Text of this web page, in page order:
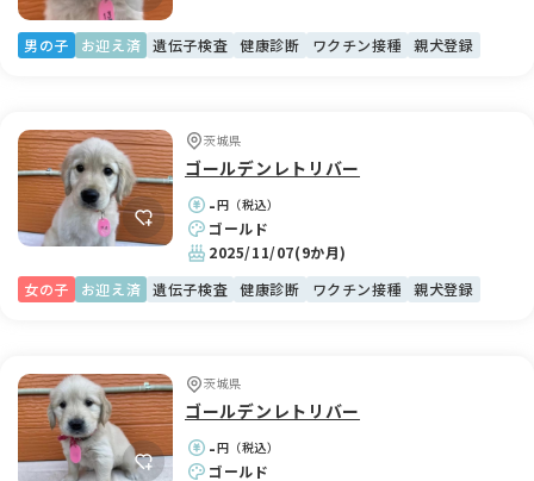
男の子 お迎え済 遺伝子検査 健康診断 ワクチン接種 親犬登録
茨城県
ゴールデンレトリバー
-円（税込）
ゴールド
2025/11/07(9か月)
女の子
お迎え済 遺伝子検査 健康診断 ワクチン接種 親犬登録
茨城県
ゴールデンレトリバー
-円（税込）
ゴールド